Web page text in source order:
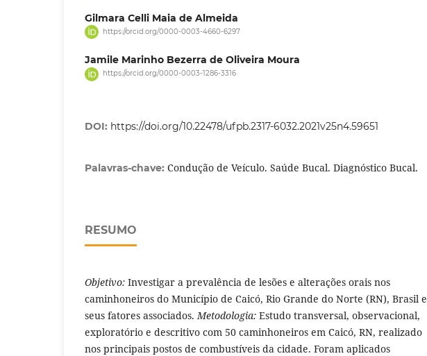
Gilmara Celli Maia de Almeida
https://orcid.org/0000-0003-4660-6297
Jamile Marinho Bezerra de Oliveira Moura
https://orcid.org/0000-0003-1286-3316
DOI: https://doi.org/10.22478/ufpb.2317-6032.2021v25n4.59651
Palavras-chave: Condução de Veículo. Saúde Bucal. Diagnóstico Bucal.
RESUMO
Objetivo: Investigar a prevalência de lesões e alterações orais nos
caminhoneiros do Município de Caicó, Rio Grande do Norte (RN), Brasil e
seus fatores associados. Metodologia: Estudo transversal, observacional,
exploratório e descritivo com 50 caminhoneiros em Caicó, RN, realizado
nos principais postos de combustíveis da cidade. Foram aplicados